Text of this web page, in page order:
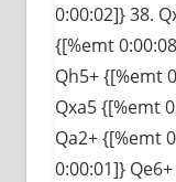
0:00:02]} 38.
{[%emt
Qh5+ {[%emt
Qxa5 {[%emt
Qa2+ {[%emt
0:00:01]}